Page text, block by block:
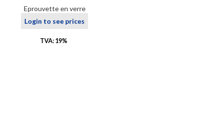
Eprouvette en verre
Login to see prices
TVA: 19%